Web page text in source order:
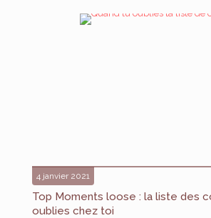
4 janvier 2021
Top Moments loose : la liste des
oublies chez toi